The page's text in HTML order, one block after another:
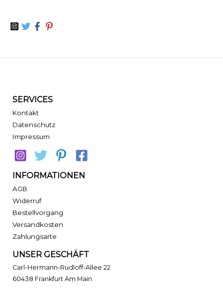
SERVICES
Kontakt
Datenschutz
Impressum
INFORMATIONEN
AGB
Widerruf
Bestellvorgang
Versandkosten
Zahlungsarte
UNSER GESCHÄFT
Carl-Hermann-Rudloff-Allee 22
60438 Frankfurt Am Main